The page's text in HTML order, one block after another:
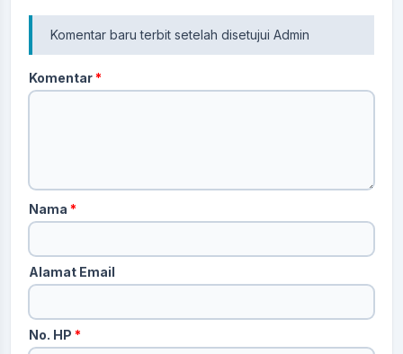
Komentar baru terbit setelah disetujui Admin
Komentar*
Nama *
Alamat Email
No. HP *